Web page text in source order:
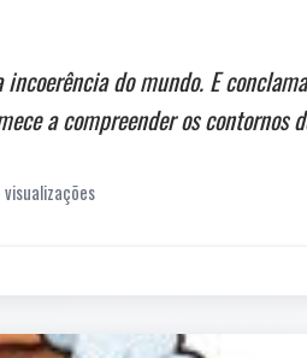
do mundo. E
a compreender os contornos
visualizações